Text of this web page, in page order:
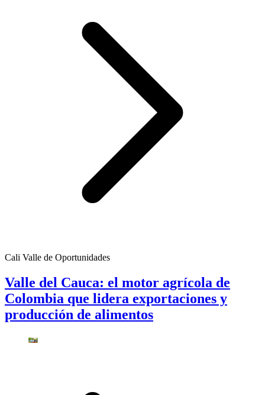
Cali Valle de Oportunidades
Valle del Cauca: el motor agrícola de
Colombia que lidera exportaciones y
producción de alimentos